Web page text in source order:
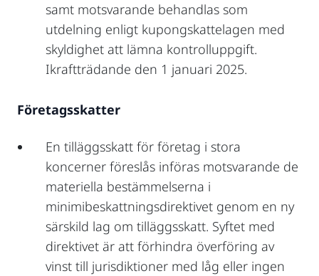
samt motsvarande behandlas som
utdelning enligt kupongskattelagen med
skyldighet att lämna kontrolluppgift.
Ikraftträdande den 1 januari 2025.
Företagsskatter
En tilläggsskatt för företag i stora
koncerner föreslås införas motsvarande de
materiella bestämmelserna i
minimibeskattningsdirektivet genom en ny
särskild lag om tilläggsskatt. Syftet med
direktivet är att förhindra överföring av
vinst till jurisdiktioner med låg eller ingen